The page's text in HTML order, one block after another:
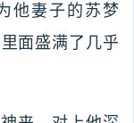
他妻子的苏梦
面盛满了几乎